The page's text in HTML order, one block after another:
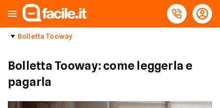
Bolletta Tooway
Bolletta Tooway: come leggerla e
pagarla